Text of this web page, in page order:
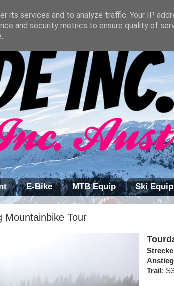
E-Bike MTB Equip Ski Equip
Mountainbike Tour
Strecke
Anstieg
Trail : S3
its services and to analyze traffic. Your IP
and security metrics to ensure quality of